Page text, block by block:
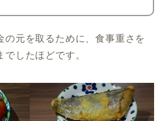
の元を取るために、食事重さを
したほどです。